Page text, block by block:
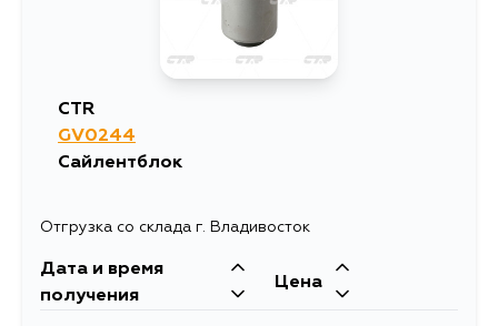
561
21 августа
CTR
GV0244
Сайлентблок
Отгрузка со склада г. Владивосток
Дата и время
получения
Цена